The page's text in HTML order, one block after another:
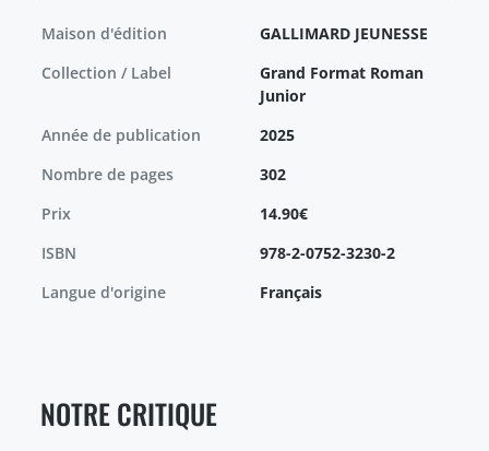
Maison d'édition
GALLIMARD JEUNESSE
Collection / Label
Grand Format Roman
Junior
Année de publication
2025
Nombre de pages
302
Prix
14.90€
ISBN
978-2-0752-3230-2
Langue d'origine
Français
NOTRE CRITIQUE